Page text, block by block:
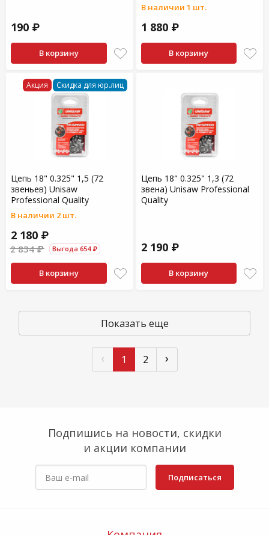
190 ₽
В корзину
В наличии 1 шт.
1 880 ₽
В корзину
Акция Скидка для юр.лиц
Цепь 18" 0.325" 1,5 (72
звеньев) Unisaw
Professional Quality
В наличии 2 шт.
2 180 ₽
2 834 ₽ Выгода 654 ₽
В корзину
Цепь 18" 0.325" 1,3 (72
звена) Unisaw Professional
Quality
2 190 ₽
В корзину
Показать еще
‹ 1 2 ›
Подпишись на новости, скидки
и акции компании
Подписаться